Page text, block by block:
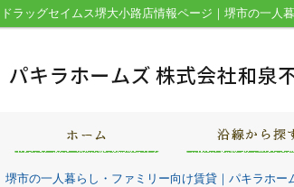
堺市の一人暮らし・ファミリー向け賃貸｜パキラホ